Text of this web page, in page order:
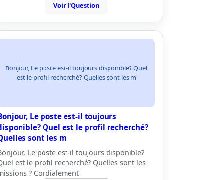
Voir l'Question
Bonjour, Le poste est-il toujours disponible? Quel
est le profil recherché? Quelles sont les m
Le poste est-il toujours
Quel est le profil recherché?
sont les m
Le poste est-il toujours disponible?
est le profil recherché? Quelles sont les
? Cordialement